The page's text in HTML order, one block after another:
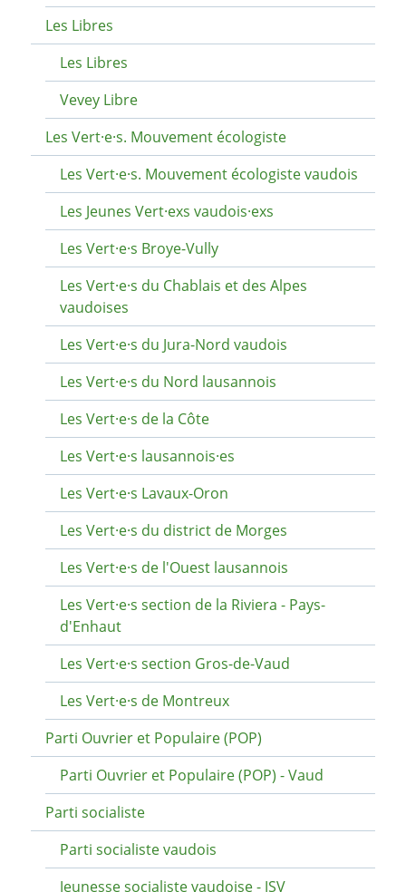
Les Libres
Les Libres
Vevey Libre
Les Vert·e·s. Mouvement écologiste
Les Vert·e·s. Mouvement écologiste vaudois
Les Jeunes Vert·exs vaudois·exs
Les Vert·e·s Broye-Vully
Les Vert·e·s du Chablais et des Alpes
vaudoises
Les Vert·e·s du Jura-Nord vaudois
Les Vert·e·s du Nord lausannois
Les Vert·e·s de la Côte
Les Vert·e·s lausannois·es
Les Vert·e·s Lavaux-Oron
Les Vert·e·s du district de Morges
Les Vert·e·s de l'Ouest lausannois
Les Vert·e·s section de la Riviera - Pays-
d'Enhaut
Les Vert·e·s section Gros-de-Vaud
Les Vert·e·s de Montreux
Parti Ouvrier et Populaire (POP)
Parti Ouvrier et Populaire (POP) - Vaud
Parti socialiste
Parti socialiste vaudois
Jeunesse socialiste vaudoise - JSV